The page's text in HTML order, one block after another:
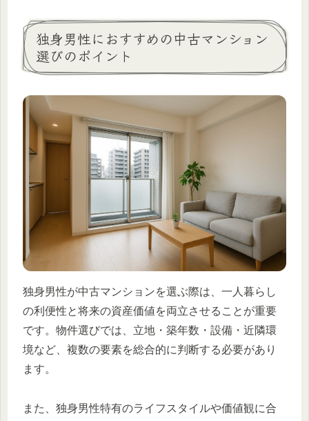
独身男性におすすめの中古マンション
選びのポイント
独身男性が中古マンションを選ぶ際は、一人暮らし
の利便性と将来の資産価値を両立させることが重要
です。物件選びでは、立地・築年数・設備・近隣環
境など、複数の要素を総合的に判断する必要があり
ます。
また、独身男性特有のライフスタイルや価値観に合